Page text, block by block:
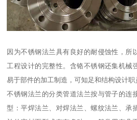
因为不锈钢法兰具有良好的耐侵蚀性，所
工程设计的完整性。含铬不锈钢还集机械
易于部件的加工制造，可知足和结构设计职
不锈钢法兰的分类管道法兰按与管子的连
型：平焊法兰、对焊法兰、螺纹法兰、承